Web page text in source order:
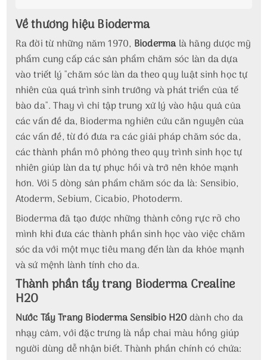
Về thương hiệu Bioderma
Ra đời từ những năm 1970, Biodermalà hãng dược mỹ
phẩm cung cấp các sản phẩm chăm sóc làn da dựa
vào triết lý "chăm sóc làn da theo quy luật sinh học tự
nhiên của quá trình sinh trưởng và phát triển của tế
bào da". Thay vì chỉ tập trung xử lý vào hậu quả của
các vấn đề da, Bioderma nghiên cứu căn nguyên của
các vấn đề, từ đó đưa ra các giải pháp chăm sóc da,
các thành phần mô phỏng theo quy trình sinh học tự
nhiên giúp làn da tự phục hồi và trở nên khỏe mạnh
hơn. Với 5 dòng sản phẩm chăm sóc da là: Sensibio,
Atoderm, Sebium, Cicabio, Photoderm.
Bioderma đã tạo được những thành công rực rỡ cho
mình khi đưa các thành phần sinh học vào việc chăm
sóc da với một mục tiêu mang đến làn da khỏe mạnh
và sứ mệnh lành tính cho da.
Thành phần tẩy trang Bioderma Crealine
H2O
Nước Tẩy Trang Bioderma Sensibio H2Odành cho da
nhạy cảm, với đặc trưng là nắp chai màu hồng giúp
người dùng dễ nhận biết. Thành phần chính có chứa: